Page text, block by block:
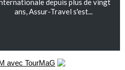
depuis plus de vingt
ans, Assur-Travel s'est...